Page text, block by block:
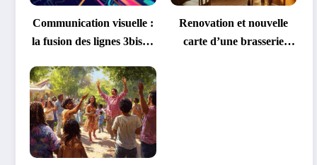
Communication visuelle :
la fusion des lignes 3bis et
signaletique du metro
parisien
Renovation et nouvelle
carte d’une brasserie